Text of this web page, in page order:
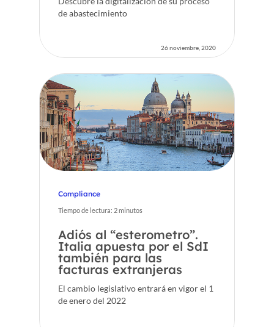
de abastecimiento
26 noviembre, 2020
Compliance
Tiempo de lectura: 2minutos
Adiós al “esterometro”.
Italia apuesta por el SdI
también para las
facturas extranjeras
El cambio legislativo entrará en vigor el 1
de enero del 2022